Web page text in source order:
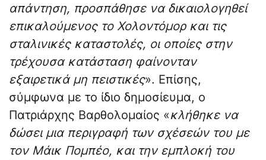
απάντηση, προσπάθησε να δικαιολογηθεί
επικαλούμενος το Χολοντόμορ και τις
σταλινικές καταστολές, οι οποίες στην
τρέχουσα κατάσταση φαίνονταν
εξαιρετικά μη πειστικές». Επίσης,
σύμφωνα με το ίδιο δημοσίευμα, ο
Πατριάρχης Βαρθολομαίος «κλήθηκε να
δώσει μια περιγραφή των σχέσεών του με
τον Μάικ Πομπέο, και την εμπλοκή του